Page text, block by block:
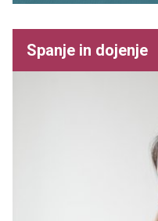
Spanje in dojenje